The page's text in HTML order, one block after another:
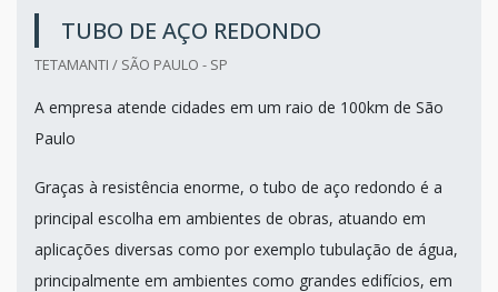
TUBO DE AÇO REDONDO
TETAMANTI / SÃO PAULO - SP
A empresa atende cidades em um raio de 100km de São
Paulo
Graças à resistência enorme, o tubo de aço redondo é a
principal escolha em ambientes de obras, atuando em
aplicações diversas como por exemplo tubulação de água,
principalmente em ambientes como grandes edifícios, em